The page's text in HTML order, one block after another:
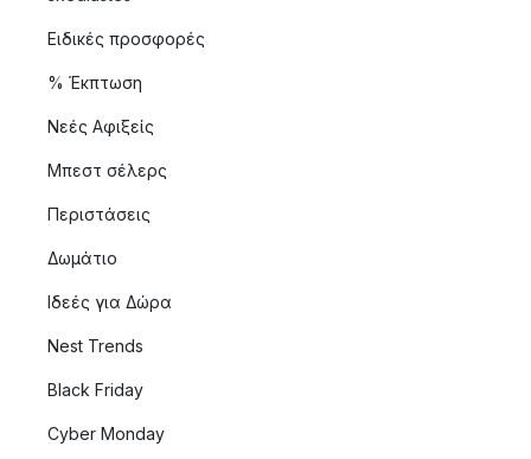
Ειδικές προσφορές
% Έκπτωση
Νεές Αφιξείς
Μπεστ σέλερς
Περιστάσεις
Δωμάτιο
Ιδεές για Δώρα
Nest Trends
Black Friday
Cyber Monday